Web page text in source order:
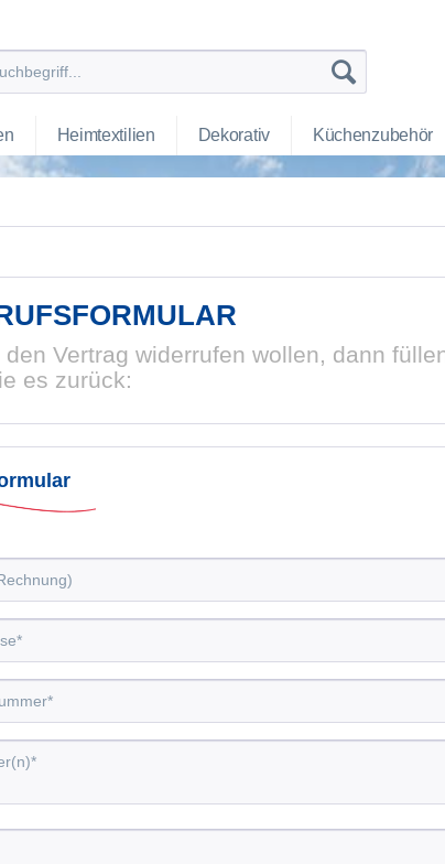
Heimtextilien Dekorativ Küchenzubehör
Vertrag widerrufen wollen, dann
es zurück: